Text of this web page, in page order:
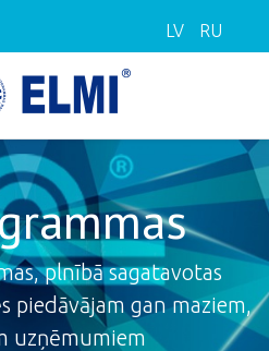
LV RU
plnībā sagatavotas
piedāvājam gan maziem,
uzņēmumiem